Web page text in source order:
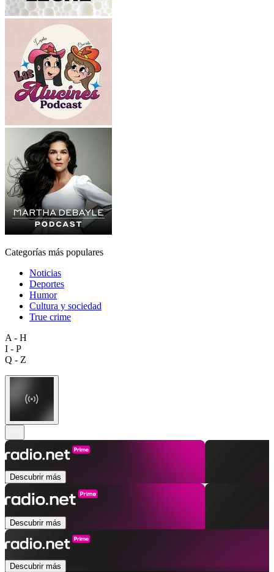
Categorías más populares
Noticias
Deportes
Humor
Cultura y sociedad
True crime
A - H
I - P
Q - Z
Descubrir más
Descubrir más
Descubrir más